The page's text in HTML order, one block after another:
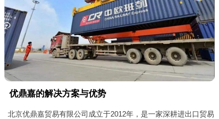
优鼎嘉的解决方案与优势
北京优鼎嘉贸易有限公司成立于2012年，是一家深耕进出口贸易